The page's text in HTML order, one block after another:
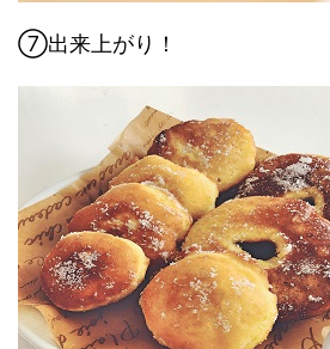
⑦出来上がり！